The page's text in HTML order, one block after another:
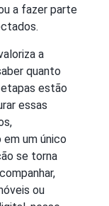
a fazer parte
a
quanto
etapas estão
essas
um único
se torna
ou